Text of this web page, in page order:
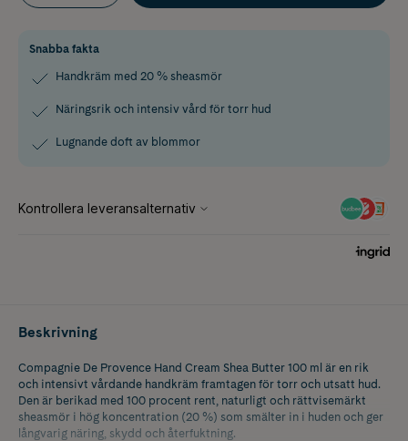
Snabba fakta
Handkräm med 20 % sheasmör
Näringsrik och intensiv vård för torr hud
Lugnande doft av blommor
Beskrivning
Compagnie De Provence Hand Cream Shea Butter 100 ml är en rik
och intensivt vårdande handkräm framtagen för torr och utsatt hud.
Den är berikad med 100 procent rent, naturligt och rättvisemärkt
sheasmör i hög koncentration (20 %) som smälter in i huden och ger
långvarig näring, skydd och återfuktning.